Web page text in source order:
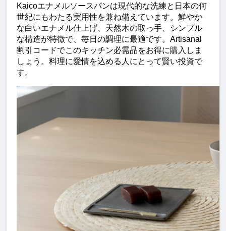
Kaicoエナメルソースパンは現代的な洗練と日本の何
世紀にもわたる実用性を兼ね備えています。鮮やか
な白いエナメル仕上げ、天然木の取っ手、シンプル
な構造が特徴で、毎日の調理に最適です。Artisanal
割引コードでこのキッチン必需品をお得に購入しま
しょう。料理に愛情を込める人にとって賢い投資で
す。